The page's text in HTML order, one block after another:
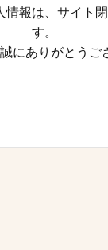
報は、サイト
す。
にありがとうご